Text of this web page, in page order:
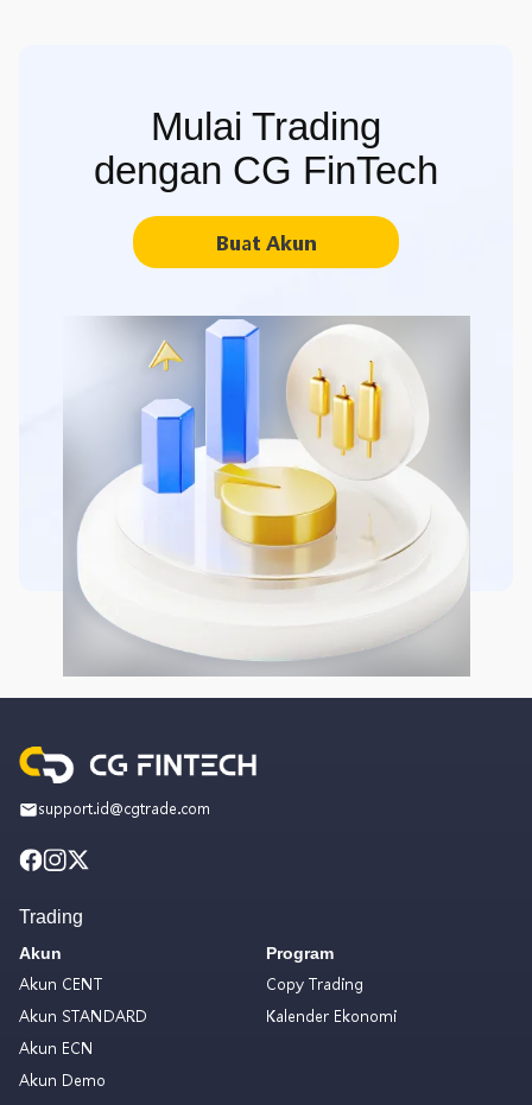
Mulai Trading
dengan CG FinTech
Buat Akun
support.id@cgtrade.com
Trading
Akun
Akun CENT
Akun STANDARD
Akun ECN
Akun Demo
Program
Copy Trading
Kalender Ekonomi